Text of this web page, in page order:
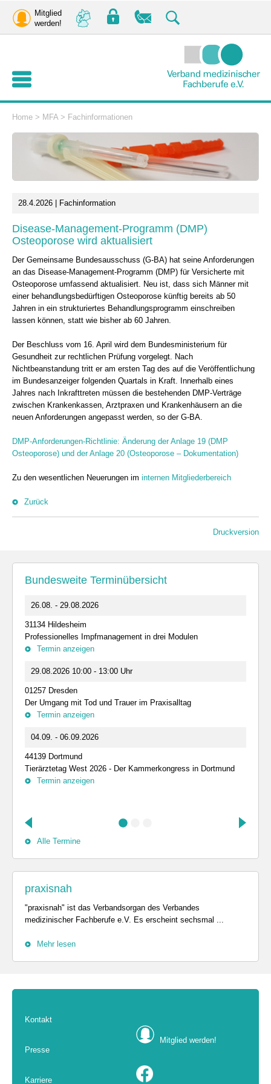
Mitglied
werden!
Home > MFA> Fachinformationen
28.4.2026 | Fachinformation
Disease-Management-Programm (DMP)
Osteoporose wird aktualisiert
Der Gemeinsame Bundesausschuss (G-BA) hat seine Anforderungen
an das Disease-Management-Programm (DMP) für Versicherte mit
Osteoporose umfassend aktualisiert. Neu ist, dass sich Männer mit
einer behandlungsbedürftigen Osteoporose künftig bereits ab 50
Jahren in ein strukturiertes Behandlungsprogramm einschreiben
lassen können, statt wie bisher ab 60 Jahren.
Der Beschluss vom 16. April wird dem Bundesministerium für
Gesundheit zur rechtlichen Prüfung vorgelegt. Nach
Nichtbeanstandung tritt er am ersten Tag des auf die Veröffentlichung
im Bundesanzeiger folgenden Quartals in Kraft. Innerhalb eines
Jahres nach Inkrafttreten müssen die bestehenden DMP-Verträge
zwischen Krankenkassen, Arztpraxen und Krankenhäusern an die
neuen Anforderungen angepasst werden, so der G-BA.
DMP-Anforderungen-Richtlinie: Änderung der Anlage 19 (DMP
Osteoporose) und der Anlage 20 (Osteoporose – Dokumentation)
Zu den wesentlichen Neuerungen im internen Mitgliederbereich
Zurück
Druckversion
Bundesweite Terminübersicht
26.08. - 29.08.2026
31134 Hildesheim
Professionelles Impfmanagement in drei Modulen
Termin anzeigen
29.08.2026 10:00 - 13:00 Uhr
01257 Dresden
Der Umgang mit Tod und Trauer im Praxisalltag
Termin anzeigen
04.09. - 06.09.2026
44139 Dortmund
Tierärztetag West 2026 - Der Kammerkongress in Dortmund
Termin anzeigen
Alle Termine
praxisnah
"praxisnah" ist das Verbandsorgan des Verbandes
medizinischer Fachberufe e.V. Es erscheint sechsmal ...
Mehr lesen
Kontakt
Presse
Karriere
Mitglied werden!